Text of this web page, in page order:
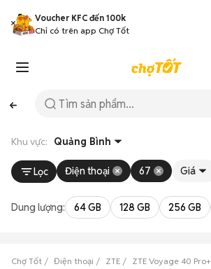
Voucher KFC đến 100k
Chỉ có trên app Chợ Tốt
Khu vực: Quảng Bình
Lọc Điện thoại 67 Giá
Dung lượng: 64 GB 128 GB 256 GB
Chợ Tốt Điện thoại ZTE ZTE Voyage 40 Pro+